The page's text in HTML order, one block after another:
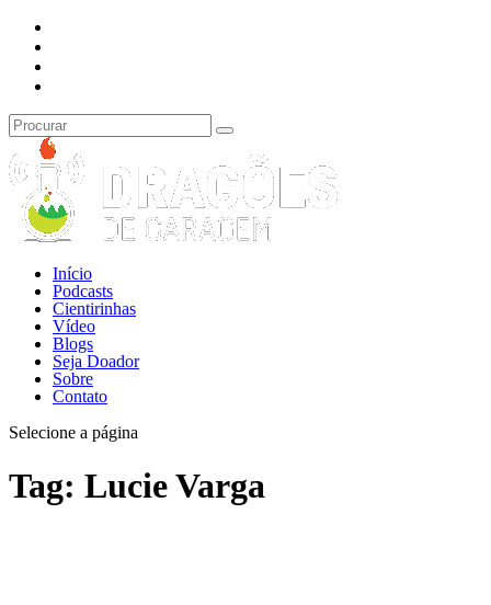
Início
Podcasts
Cientirinhas
Vídeo
Blogs
Seja Doador
Sobre
Contato
Selecione a página
Tag: Lucie Varga